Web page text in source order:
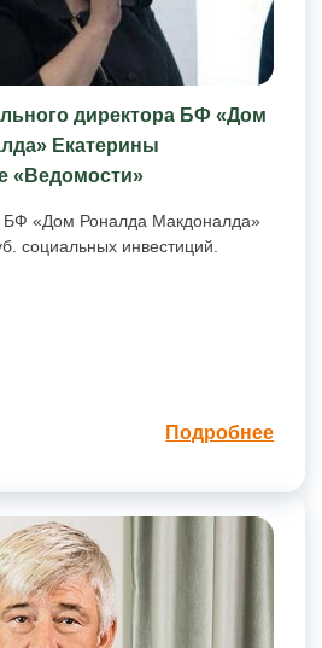
директора БФ «Дом
Екатерины
«Ведомости»
«Дом Роналда Макдоналда»
социальных инвестиций.
Подробнее